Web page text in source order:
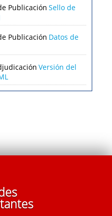
Publicación Sello de
Publicación Datos de
Versión del